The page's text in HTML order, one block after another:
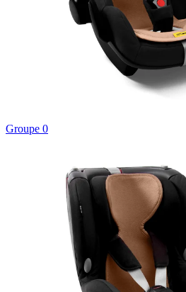
Groupe 0